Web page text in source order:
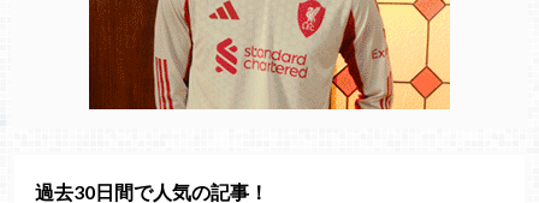
過去30日間で人気の記事！